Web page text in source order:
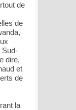
de
de
Sud-
dire,
et
de
la